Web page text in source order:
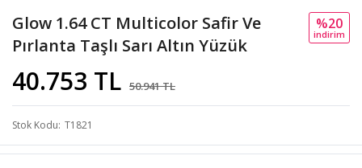
Glow 1.64 CT Multicolor Safir Ve
Pırlanta Taşlı Sarı Altın Yüzük
40.753 TL 50.941 TL
%20
i̇ndi̇ri̇m
Stok Kodu T1821